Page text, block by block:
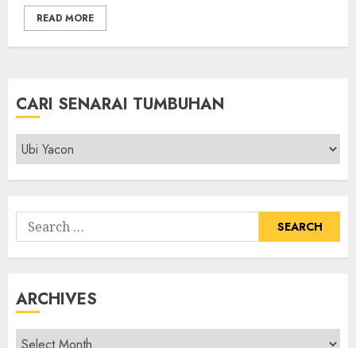
READ MORE
CARI SENARAI TUMBUHAN
Cari
Senarai
Tumbuhan
Search
for:
ARCHIVES
Archives